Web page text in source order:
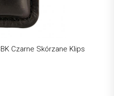
Czarne Skórzane Klips